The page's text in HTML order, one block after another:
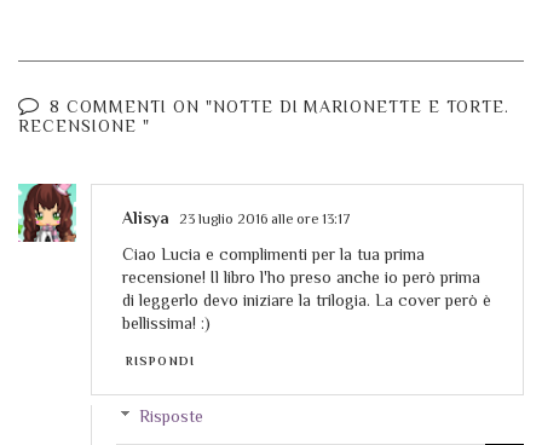
8 COMMENTI ON "NOTTE DI MARIONETTE E TORTE.
RECENSIONE "
Alisya 23 luglio 2016 alle ore 13:17
Ciao Lucia e complimenti per la tua prima
recensione! Il libro l'ho preso anche io però prima
di leggerlo devo iniziare la trilogia. La cover però è
bellissima! :)
RISPONDI
Risposte